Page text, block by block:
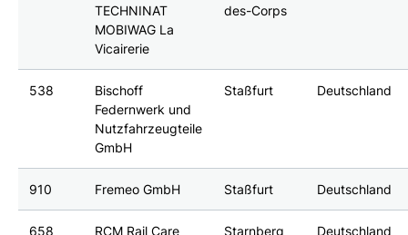
TECHNINAT
MOBIWAG La
Vicairerie
des-Corps
538
Bischoff
Federnwerk und
Nutzfahrzeugteile
GmbH
Staßfurt Deutschland
910 Fremeo GmbH Staßfurt Deutschland
658
RCM Rail Care
Starnberg Deutschland